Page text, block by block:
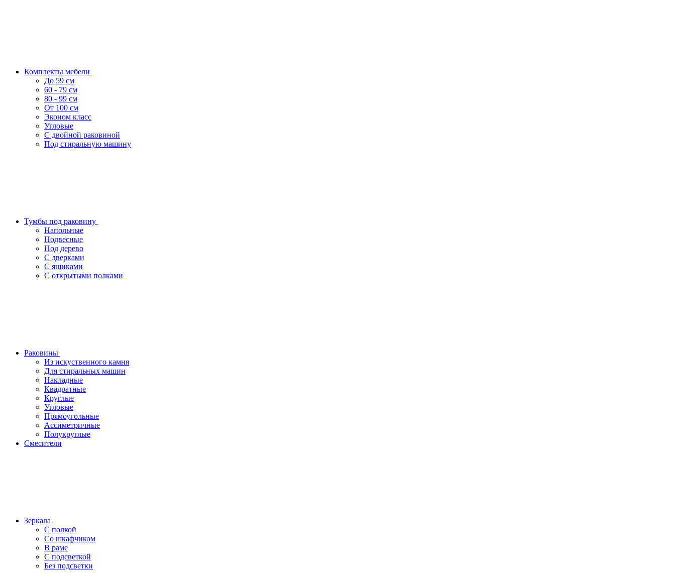
Комплекты мебели
До 59 см
60 - 79 см
80 - 99 см
От 100 см
Эконом класс
Угловые
С двойной раковиной
Под стиральную машину
Тумбы под раковину
Напольные
Подвесные
Под дерево
С дверками
С ящиками
С открытыми полками
Раковины
Из искуственного камня
Для стиральных машин
Накладные
Квадратные
Круглые
Угловые
Прямоугольные
Ассиметричные
Полукруглые
Смесители
Зеркала
С полкой
Со шкафчиком
В раме
С подсветкой
Без подсветки